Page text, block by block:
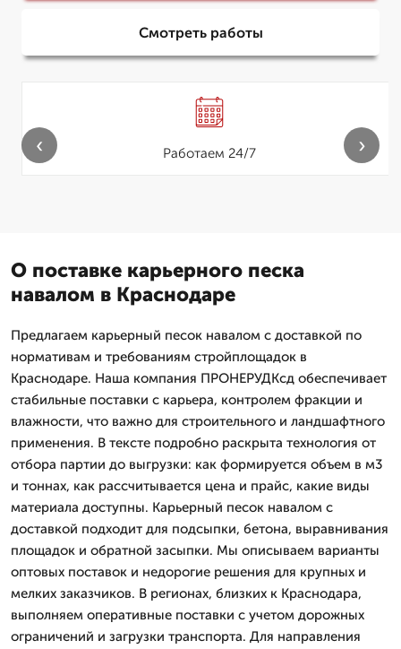
Смотреть работы
Работаем 24/7
‹ ›
О поставке карьерного песка
навалом в Краснодаре
Предлагаем карьерный песок навалом с доставкой по
нормативам и требованиям стройплощадок в
Краснодаре. Наша компания ПРОНЕРУДКсд обеспечивает
стабильные поставки с карьера, контролем фракции и
влажности, что важно для строительного и ландшафтного
применения. В тексте подробно раскрыта технология от
отбора партии до выгрузки: как формируется объем в м3
и тоннах, как рассчитывается цена и прайс, какие виды
материала доступны. Карьерный песок навалом с
доставкой подходит для подсыпки, бетона, выравнивания
площадок и обратной засыпки. Мы описываем варианты
оптовых поставок и недорогие решения для крупных и
мелких заказчиков. В регионах, близких к Краснодара,
выполняем оперативные поставки с учетом дорожных
ограничений и загрузки транспорта. Для направления